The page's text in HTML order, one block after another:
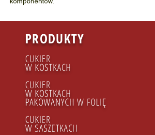
PRODUKTY
CUKIER
W KOSTKACH
CUKIER
W KOSTKACH
PAKOWANYCH W FOLIĘ
CUKIER
W SASZETKACH